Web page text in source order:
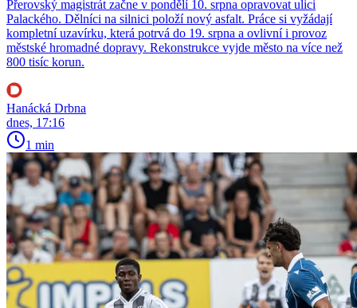
Přerovský magistrát začne v pondělí 10. srpna opravovat ulici
Palackého. Dělníci na silnici položí nový asfalt. Práce si vyžádají
kompletní uzavírku, která potrvá do 19. srpna a ovlivní i provoz
městské hromadné dopravy. Rekonstrukce vyjde město na více než
800 tisíc korun.
Hanácká Drbna
dnes, 17:16
1 min